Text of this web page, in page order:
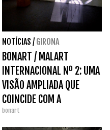
NOTÍCIAS / GIRONA
BONART / MALART
INTERNACIONAL Nº 2: UMA
VISÃO AMPLIADA QUE
COINCIDE COM A
ARCOMADRID 2026
bonart